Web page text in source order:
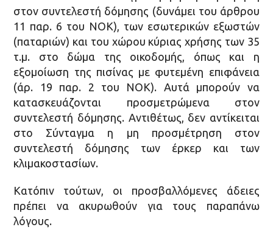
στον συντελεστή δόμησης (δυνάμει του άρθρου
11 παρ. 6 του ΝΟΚ), των εσωτερικών εξωστών
(παταριών) και του χώρου κύριας χρήσης των 35
τ.μ. στο δώμα της οικοδομής, όπως και η
εξομοίωση της πισίνας με φυτεμένη επιφάνεια
(άρ. 19 παρ. 2 του ΝΟΚ). Αυτά μπορούν να
κατασκευάζονται προσμετρώμενα στον
συντελεστή δόμησης. Αντιθέτως, δεν αντίκειται
στο Σύνταγμα η μη προσμέτρηση στον
συντελεστή δόμησης των έρκερ και των
κλιμακοστασίων.
Κατόπιν τούτων, οι προσβαλλόμενες άδειες
πρέπει να ακυρωθούν για τους παραπάνω
λόγους.